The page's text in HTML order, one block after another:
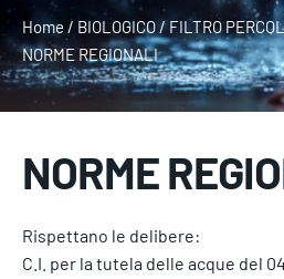
Home / BIOLOGICO/FILTRO
NORME REGIONALI
NORME
Rispettano le delibere:
C.I. per la tutela delle acque del